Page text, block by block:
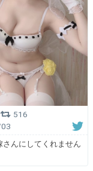
516
さんにしてくれません